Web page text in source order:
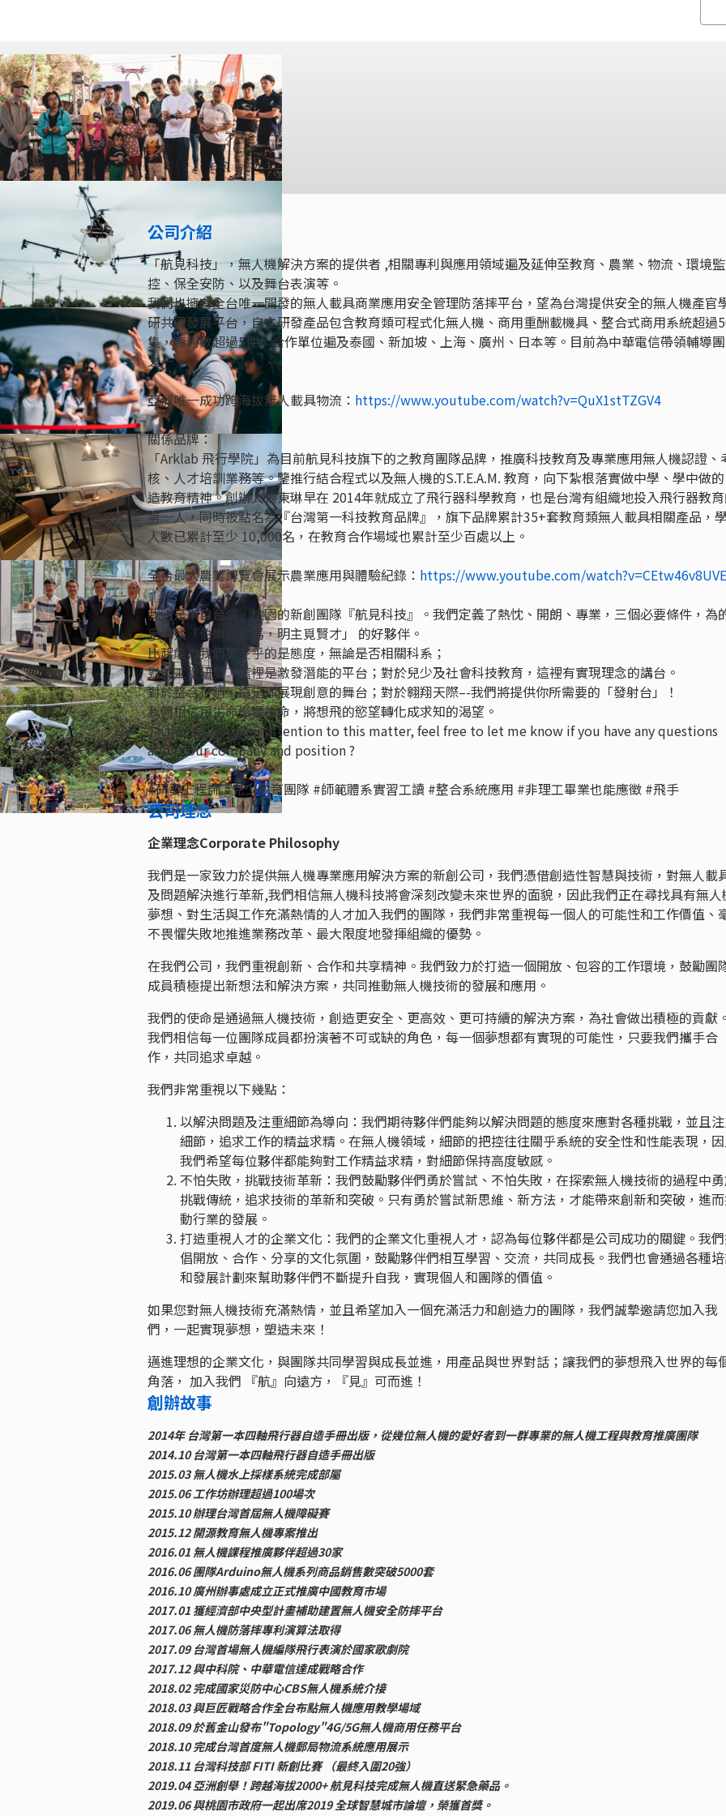
公司介紹
「航見科技」，無人機解決方案的提供者 ,相關專利與應用領域遍及延伸至教育、農業、物流、環境監
控、保全安防、以及舞台表演等。
我們也擁有全台唯一開發的無人載具商業應用安全管理防落摔平台，望為台灣提供安全的無人機產官
研共同發展平台，自主研發產品包含教育類可程式化無人機、商用重酬載機具、整合式商用系統超過
隻，專利數超過5件，合作單位遍及泰國、新加坡、上海、廣州、日本等。目前為中華電信帶領輔導
之一。
亞洲唯一成功跨海拔無人載具物流： https://www.youtube.com/watch?v=QuX1stTZGV4
關係品牌：
「Arklab 飛行學院」為目前航見科技旗下的之教育團隊品牌，推廣科技教育及專業應用無人機認證、
核、人才培訓業務等。鑒推行結合程式以及無人機的S.T.E.A.M. 教育，向下紮根落實做中學、學中做
造教育精神。創辦人張東琳早在 2014年就成立了飛行器科學教育，也是台灣有組織地投入飛行器教
第一人，同時被點名為『台灣第一科技教育品牌』，旗下品牌累計35+套教育類無人載具相關產品，
人數已累計至少 10,000名，在教育合作場域也累計至少百處以上。
全台最大農業博覽會展示農業應用與體驗紀錄： https://www.youtube.com/watch?v=CEtw46v8UVE
我們是來自台灣，桃園的新創團隊『航見科技』。我們定義了熱忱、開朗、專業，三個必要條件，為
是尋找「伯樂識良馬，明主覓賢才」 的好夥伴。
比起能力我們更在乎的是態度，無論是否相關科系；
對於工程研發，這裡是激發潛能的平台；對於兒少及社會科技教育，這裡有實現理念的講台。
對於整合行銷，這是你展現創意的舞台；對於翱翔天際–-我們將提供你所需要的「發射台」！
我們相信用生命影響生命，將想飛的慾望轉化成求知的渴望。
Thank you for your attention to this matter, feel free to let me know if you have any questions
about our company and position ?
#研發工程師 #兒少教育團隊 #師範體系實習工讀 #整合系統應用 #非理工畢業也能應徵 #飛手
公司理念
企業理念Corporate Philosophy
我們是一家致力於提供無人機專業應用解決方案的新創公司，我們憑借創造性智慧與技術，對無人載
及問題解決進行革新,我們相信無人機科技將會深刻改變未來世界的面貌，因此我們正在尋找具有無人
夢想、對生活與工作充滿熱情的人才加入我們的團隊，我們非常重視每一個人的可能性和工作價值、
不畏懼失敗地推進業務改革、最大限度地發揮組織的優勢。
在我們公司，我們重視創新、合作和共享精神。我們致力於打造一個開放、包容的工作環境，鼓勵團
成員積極提出新想法和解決方案，共同推動無人機技術的發展和應用。
我們的使命是通過無人機技術，創造更安全、更高效、更可持續的解決方案，為社會做出積極的貢獻。
我們相信每一位團隊成員都扮演著不可或缺的角色，每一個夢想都有實現的可能性，只要我們攜手合
作，共同追求卓越。
我們非常重視以下幾點：
以解決問題及注重細節為導向：我們期待夥伴們能夠以解決問題的態度來應對各種挑戰，並且
細節，追求工作的精益求精。在無人機領域，細節的把控往往關乎系統的安全性和性能表現，
我們希望每位夥伴都能夠對工作精益求精，對細節保持高度敏感。
不怕失敗，挑戰技術革新：我們鼓勵夥伴們勇於嘗試、不怕失敗，在探索無人機技術的過程中
挑戰傳統，追求技術的革新和突破。只有勇於嘗試新思維、新方法，才能帶來創新和突破，進
動行業的發展。
打造重視人才的企業文化：我們的企業文化重視人才，認為每位夥伴都是公司成功的關鍵。我
倡開放、合作、分享的文化氛圍，鼓勵夥伴們相互學習、交流，共同成長。我們也會通過各種
和發展計劃來幫助夥伴們不斷提升自我，實現個人和團隊的價值。
如果您對無人機技術充滿熱情，並且希望加入一個充滿活力和創造力的團隊，我們誠摯邀請您加入我
們，一起實現夢想，塑造未來！
邁進理想的企業文化，與團隊共同學習與成長並進，用產品與世界對話；讓我們的夢想飛入世界的每
角落， 加入我們 『航』向遠方，『見』可而進！
創辦故事
2014年 台灣第一本四軸飛行器自造手冊出版，從幾位無人機的愛好者到一群專業的無人機工程與教育推廣團隊
2014.10 台灣第一本四軸飛行器自造手冊出版
2015.03 無人機水上採樣系統完成部屬
2015.06 工作坊辦理超過100場次
2015.10 辦理台灣首屆無人機障礙賽
2015.12 開源教育無人機專案推出
2016.01 無人機課程推廣夥伴超過30家
2016.06 團隊Arduino無人機系列商品銷售數突破5000套
2016.10 廣州辦事處成立正式推廣中國教育市場
2017.01 獲經濟部中央型計畫補助建置無人機安全防摔平台
2017.06 無人機防落摔專利演算法取得
2017.09 台灣首場無人機編隊飛行表演於國家歌劇院
2017.12 與中科院、中華電信達成戰略合作
2018.02 完成國家災防中心CBS無人機系統介接
2018.03 與巨匠戰略合作全台布點無人機應用教學場域
2018.09 於舊金山發布"Topology"4G/5G無人機商用任務平台
2018.10 完成台灣首度無人機郵局物流系統應用展示
2018.11 台灣科技部 FITI 新創比賽 （最終入圍20強）
2019.04 亞洲創舉！跨越海拔2000+ 航見科技完成無人機直送緊急藥品。
2019.06 與桃園市政府一起出席2019 全球智慧城市論壇，榮獲首獎。